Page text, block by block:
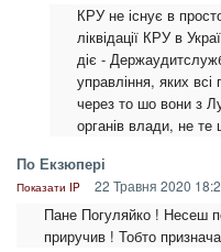
КРУ не існує в
ліквідації КРУ в
діє -
управління, яких всі
через то шо вони з
органів влади, не те
По Екзюпері
Показати IP 22 Травня 2020
Пане Погуляйко ! Несеш
приручив ! Тобто